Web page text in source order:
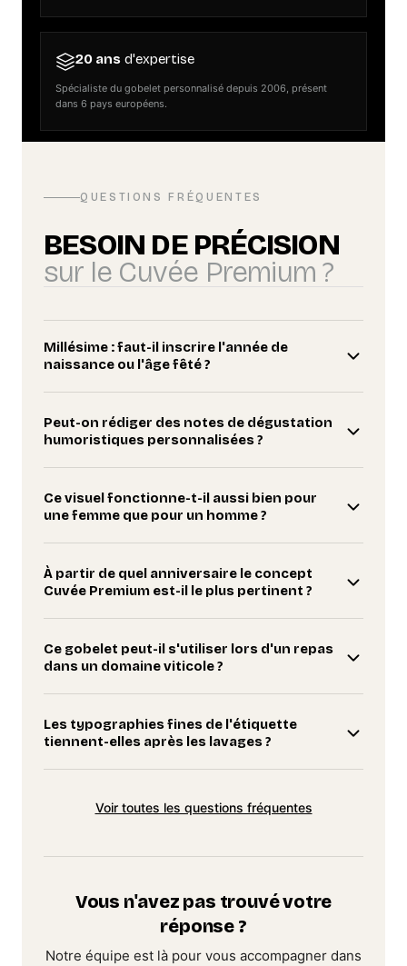
20 ans d'expertise
Spécialiste du gobelet personnalisé depuis 2006, présent
dans 6 pays européens.
QUESTIONS FRÉQUENTES
BESOIN DE PRÉCISION
sur le Cuvée Premium ?
Millésime : faut-il inscrire l'année de
naissance ou l'âge fêté ?
Peut-on rédiger des notes de dégustation
humoristiques personnalisées ?
Ce visuel fonctionne-t-il aussi bien pour
une femme que pour un homme ?
À partir de quel anniversaire le concept
Cuvée Premium est-il le plus pertinent ?
Ce gobelet peut-il s'utiliser lors d'un repas
dans un domaine viticole ?
Les typographies fines de l'étiquette
tiennent-elles après les lavages ?
Voir toutes les questions fréquentes
Vous n'avez pas trouvé votre
réponse ?
Notre équipe est là pour vous accompagner dans